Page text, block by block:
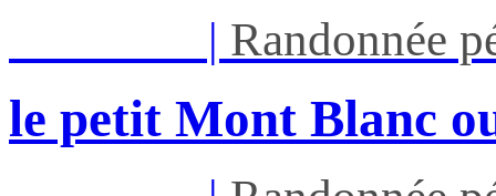
| Randonnée
le petit Mont Blanc